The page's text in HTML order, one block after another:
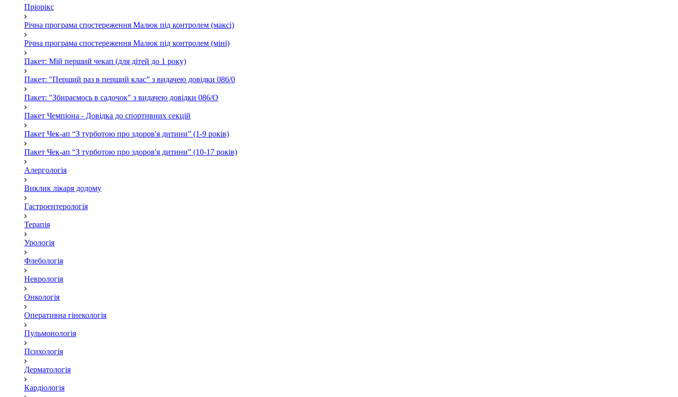
Пріорікс
Річна програма спостереження Малюк під контролем (максі)
Річна програма спостереження Малюк під контролем (міні)
Пакет: Мій перший чекап (для дітей до 1 року)
Пакет: "Перший раз в перший клас” з видачею довідки 086/0
Пакет: "Збираємось в садочок" з видачею довідки 086/О
Пакет Чемпіона - Довідка до спортивних секцій
Пакет Чек-ап “З турботою про здоров'я дитини” (1-9 років)
Пакет Чек-ап “З турботою про здоров'я дитини” (10-17 років)
Алергологія
Виклик лікаря додому
Гастроентерологія
Терапія
Урологія
Флебологія
Неврологія
Онкологія
Оперативна гінекологія
Пульмонологія
Психологія
Дерматологія
Кардіологія